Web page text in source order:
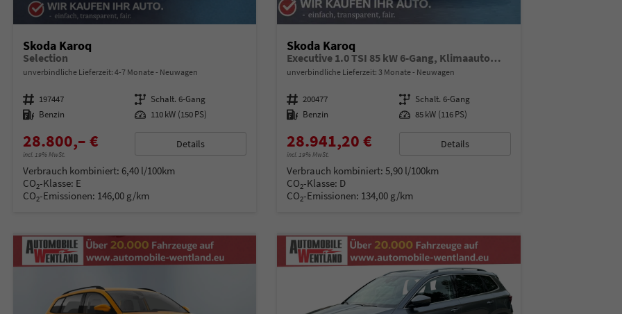
Skoda Karoq
Selection
unverbindliche Lieferzeit: 4-7 Monate Neuwagen
Fahrzeugnummer 197447 Getriebe Schalt. 6-Gang
Kraftstoff Benzin Leistung 110 kW (150 PS)
28.800,– €
incl. 19% MwSt.
Details
Verbrauch kombiniert: 6,40 l/100km
CO2-Klasse: E
CO2-Emissionen: 146,00 g/km
Skoda Karoq
Executive 1.0 TSI 85 kW 6-Gang, Klimaautomatik, Metallfarbe, ACC ,PDC v+h, LED, Smart Link, Rückkamera, Sun Set, Reserverad, 4 Jahre Garantie,
unverbindliche Lieferzeit:3 Monate Neuwagen
Fahrzeugnummer 200477 Getriebe Schalt. 6-Gang
Kraftstoff Benzin Leistung 85 kW (116 PS)
28.941,20 €
incl. 19% MwSt.
Details
Verbrauch kombiniert:5,90 l/100km
CO2-Klasse: D
CO2-Emissionen: 134,00 g/km